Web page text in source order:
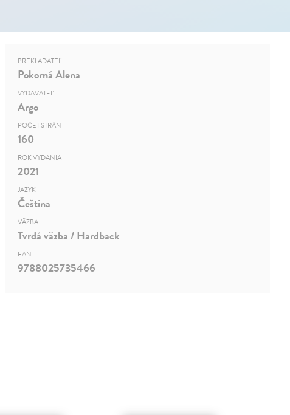
PREKLADATEĽ
Pokorná Alena
VYDAVATEĽ
Argo
POČET STRÁN
160
ROK VYDANIA
2021
JAZYK
Čeština
VÄZBA
Tvrdá väzba / Hardback
EAN
9788025735466